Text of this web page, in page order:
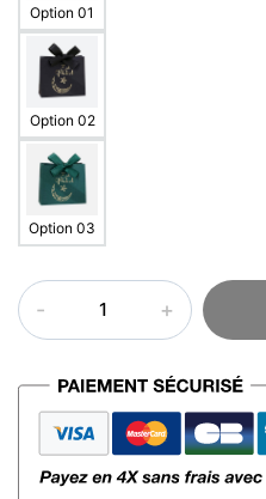
Option 01
Option 02
Option 03
quantité
de
cadeau
Eïd
Mubarak